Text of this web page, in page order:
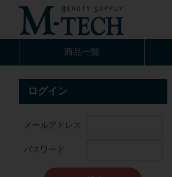
商品一覧
ログイン
メールアドレス
パスワード